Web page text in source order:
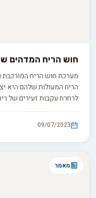
חוש הריח המדהים
מערכת חוש הריח המורכבת
הריח המעולות שלהם היא
לרחרח עקבות זעירים של
המעורבים, ולעבד את
נושא שובה לב שמציב
הבלתי נתפסת. מאמר זה
המדהים של הכלב שלכם,
זו לעולמם של גלאי ריח
09/07/2023
מאמר